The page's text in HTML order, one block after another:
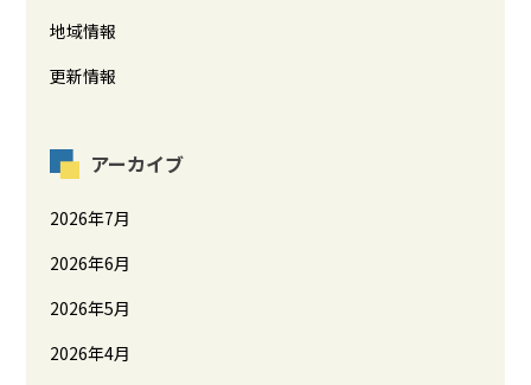
地域情報
更新情報
アーカイブ
2026年7月
2026年6月
2026年5月
2026年4月